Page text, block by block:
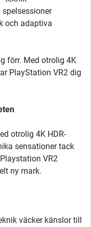
och adaptiva
förr. Med otrolig 4K
PlayStation VR2 dig
otrolig 4K HDR-
sensationer tack
VR2
ny mark.
väcker känslor till